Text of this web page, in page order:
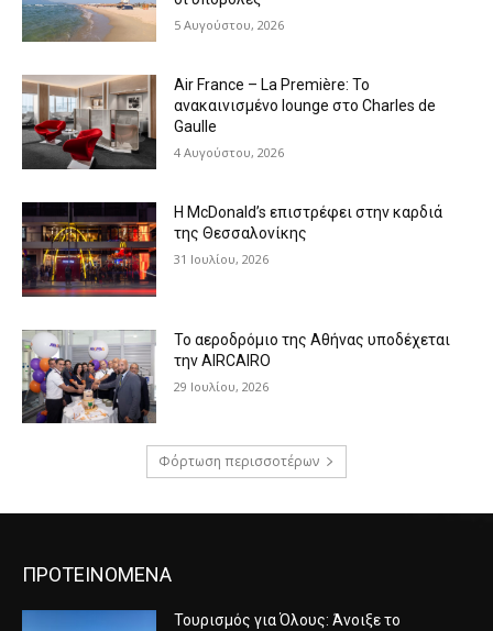
5 Αυγούστου, 2026
Air France – La Première: Το
ανακαινισμένο lounge στο Charles de
Gaulle
4 Αυγούστου, 2026
Η McDonald’s επιστρέφει στην καρδιά
της Θεσσαλονίκης
31 Ιουλίου, 2026
Το αεροδρόμιο της Αθήνας υποδέχεται
την AIRCAIRO
29 Ιουλίου, 2026
Φόρτωση περισσοτέρων
ΠΡΟΤΕΙΝΟΜΕΝΑ
Τουρισμός για Όλους: Άνοιξε το